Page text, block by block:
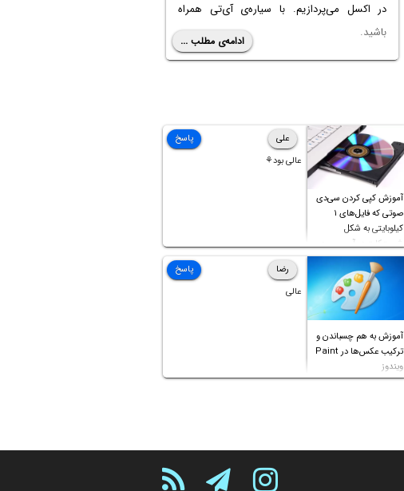
در اکسل می‌پردازیم. با سیاره‌ی آی‌تی همراه
باشید.
ادامه‌ی مطلب ...
آموزش کپی کردن سی‌دی
صوتی که فایل‌های ۱
کیلوبایتی به شکل
شورت‌کات در آن موجود
است!
علی
عالی بود⚘
پاسخ
آموزش به هم چسباندن و
ترکیب عکس‌ها در Paint
ویندوز
رضا
عالی
پاسخ